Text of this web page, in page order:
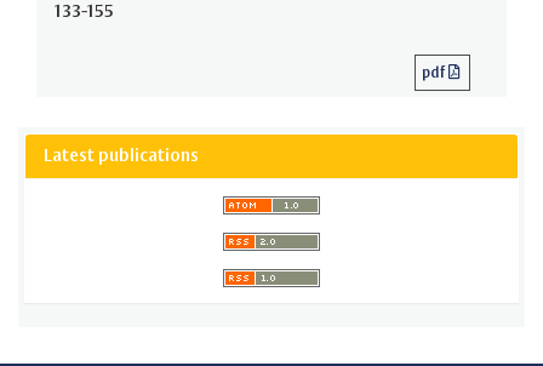
133-155
pdf
Latest publications